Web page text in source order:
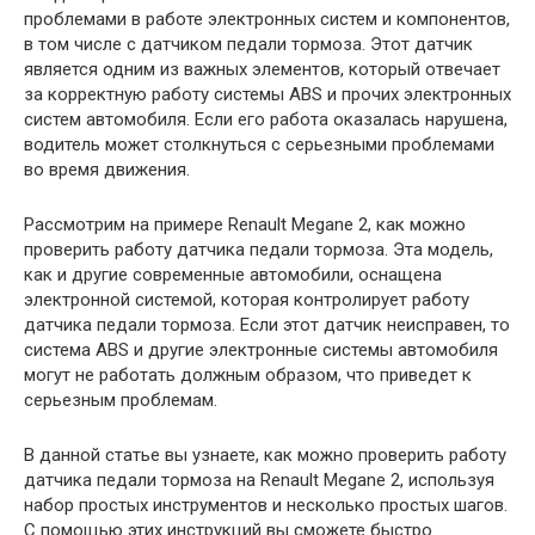
проблемами в работе электронных систем и компонентов,
в том числе с датчиком педали тормоза. Этот датчик
является одним из важных элементов, который отвечает
за корректную работу системы ABS и прочих электронных
систем автомобиля. Если его работа оказалась нарушена,
водитель может столкнуться с серьезными проблемами
во время движения.
Рассмотрим на примере Renault Megane 2, как можно
проверить работу датчика педали тормоза. Эта модель,
как и другие современные автомобили, оснащена
электронной системой, которая контролирует работу
датчика педали тормоза. Если этот датчик неисправен, то
система ABS и другие электронные системы автомобиля
могут не работать должным образом, что приведет к
серьезным проблемам.
В данной статье вы узнаете, как можно проверить работу
датчика педали тормоза на Renault Megane 2, используя
набор простых инструментов и несколько простых шагов.
С помощью этих инструкций вы сможете быстро